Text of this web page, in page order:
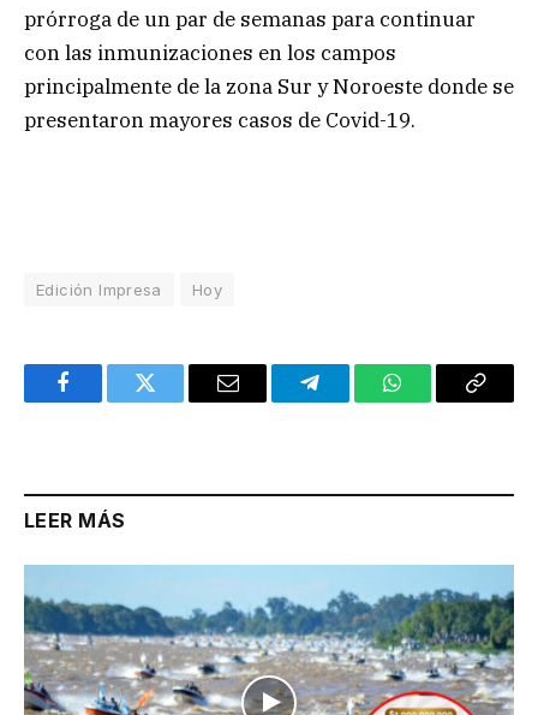
prórroga de un par de semanas para continuar
con las inmunizaciones en los campos
principalmente de la zona Sur y Noroeste donde se
presentaron mayores casos de Covid-19.
Edición Impresa Hoy
FacebookTwitter Email TelegramWhatsAppCopy
LEER MÁS